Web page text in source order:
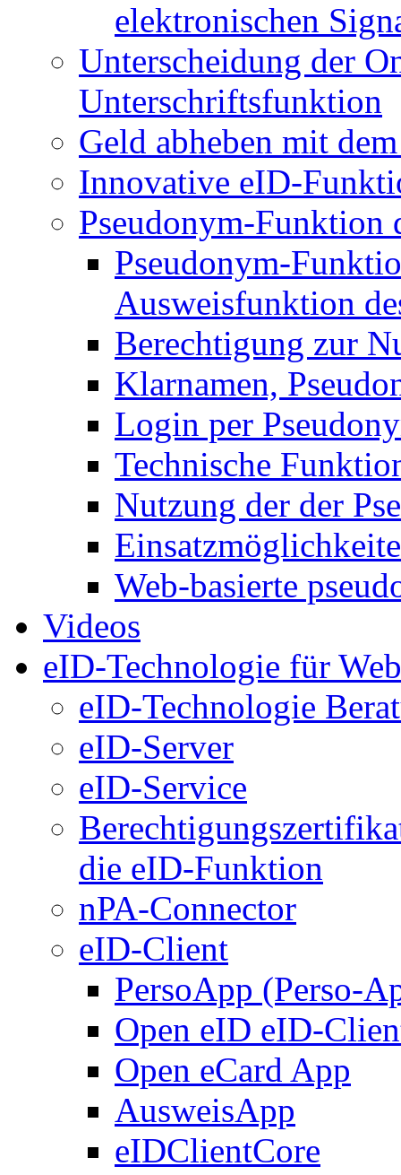
elektronischen
Unterscheidung der
Unterschriftsfunktion
Geld abheben mit
Innovative eID-
Pseudonym-Funktion
Pseudonym-
Ausweisfunktion
Berechtigung zur
Klarnamen,
Login per
Technische
Nutzung der der
Web-basierte
Videos
eID-Technologie für
eID-Technologie
eID-Server
eID-Service
die eID-Funktion
nPA-Connector
eID-Client
PersoApp (Perso-
Open eID eID-
Open eCard App
AusweisApp
eIDClientCore